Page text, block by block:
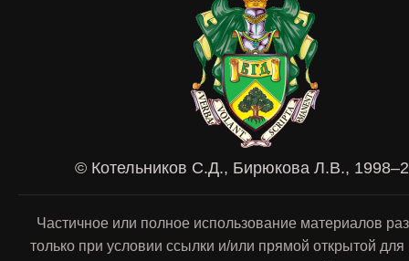
© Котельников С.Д., Бирюкова Л.В.,
Частичное или полное использование материалов
только при условии ссылки и/или прямой открытой